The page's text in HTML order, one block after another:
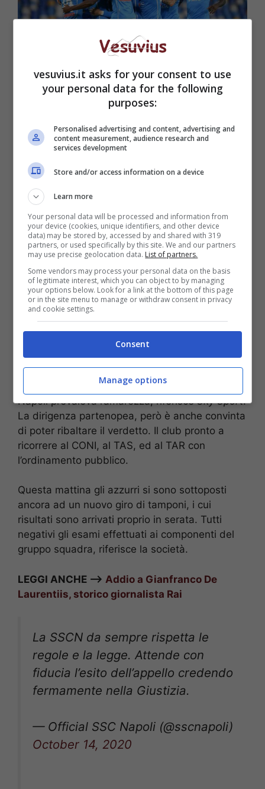
Il club diDe Laurentiisha annunciato su
la decisione di fare ricorso in appello:
da sempre rispetta le regole e la legge.
fermamente nella Giustizia”
Subito dopo l’arrivo dalla sentenza in casa
Napoli prevaleva l’amarezza, riferisceSky Sport.
La dirigenza partenopea, però è anche convinta
di poter ribaltare il verdetto. Il club pronto a
ricorrere al CONI, al TAS, ed al TAR con
l’ordinamento pubblico.
Questa mattina gli azzurri si sono sottoposti
ancora ad un nuovo giro di tamponi, i cui
risultati sono arrivati proprio in serata. Tutti
negativi gli esami effettuati ai componenti del
gruppo squadra, riferisce la società.
LEGGI ANCHE –> Addio a Gianfranco De
Laurentiis, storico giornalista Rai
La SSCN da sempre rispetta le
regole e la legge. Attende con
fiducia l’esito dell’appello credendo
fermamente nella Giustizia.
— Official SSC Napoli (@sscnapoli)
October 14, 2020
vesuvius.it asks for your consent to use
your personal data for the following
purposes:
Personalised advertising and content, advertising and
content measurement, audience research and
services development
Store and/or access information on a device
Learn more
Your personal data will be processed and information from
your device (cookies, unique identifiers, and other device
data) may be stored by, accessed by and shared with 319
partners, or used specifically by this site. We and our partners
may use precise geolocation data. List of partners.
Some vendors may process your personal data on the basis
of legitimate interest, which you can object to by managing
your options below. Look for a link at the bottom of this page
or in the site menu to manage or withdraw consent in privacy
and cookie settings.
Consent
Manage options